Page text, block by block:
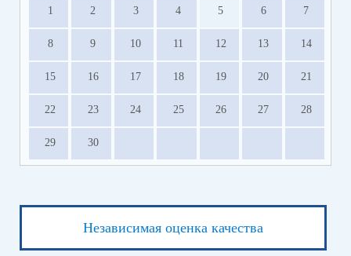
1 2 3 4 5 6 7
8 9 10 11 12 13 14
15 16 17 18 19 20 21
22 23 24 25 26 27 28
29 30
Независимая оценка качества